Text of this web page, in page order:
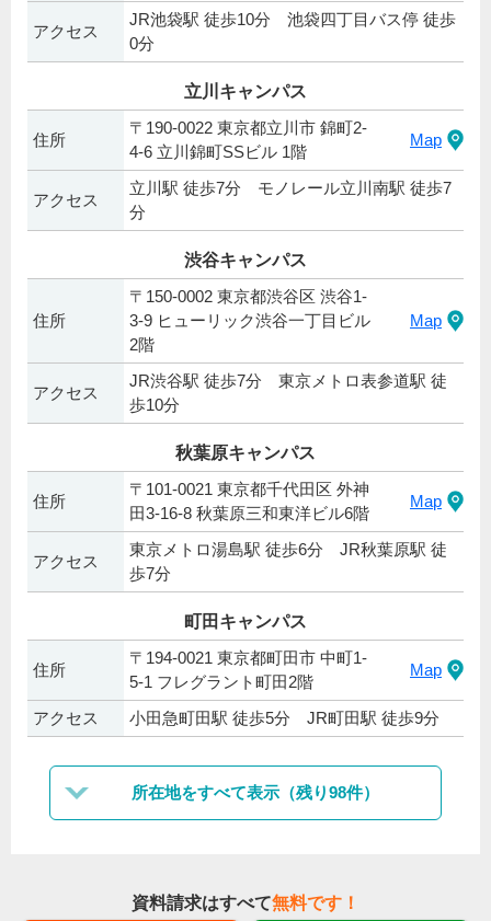
アクセス
JR池袋駅 徒歩10分 池袋四丁目バス停 徒歩
0分
立川キャンパス
住所
〒190-0022 東京都立川市 錦町2-
4-6 立川錦町SSビル 1階
Map
アクセス
立川駅 徒歩7分 モノレール立川南駅 徒歩7
分
渋谷キャンパス
住所
〒150-0002 東京都渋谷区 渋谷1-
3-9 ヒューリック渋谷一丁目ビル
2階
Map
アクセス
JR渋谷駅 徒歩7分 東京メトロ表参道駅 徒
歩10分
秋葉原キャンパス
住所
〒101-0021 東京都千代田区 外神
田3-16-8 秋葉原三和東洋ビル6階
Map
アクセス
東京メトロ湯島駅 徒歩6分 JR秋葉原駅 徒
歩7分
町田キャンパス
住所
〒194-0021 東京都町田市 中町1-
5‐1 フレグラント町田2階
Map
アクセス 小田急町田駅 徒歩5分 JR町田駅 徒歩9分
所在地をすべて表示（残り98件）
資料請求はすべて無料です！